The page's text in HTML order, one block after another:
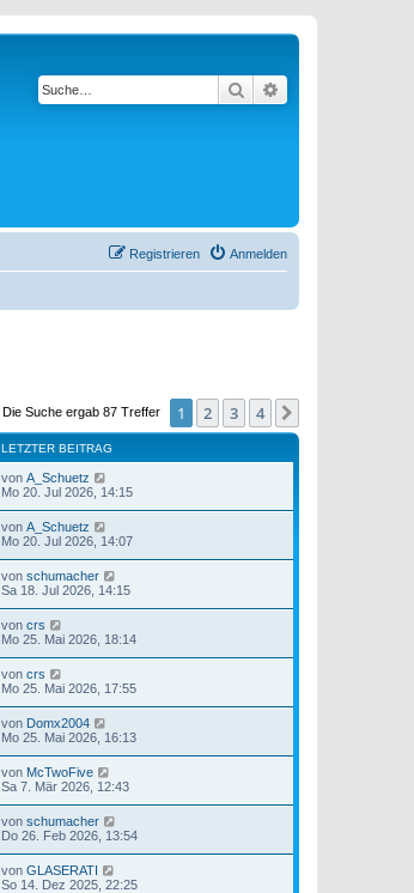
Suche
Anmelden
Registrieren
Die Suche ergab 87 Treffer 1 2 3 4
LETZTER BEITRAG
von A_Schuetz
Mo 20. Jul 2026, 14:15
von A_Schuetz
Mo 20. Jul 2026, 14:07
von schumacher
Sa 18. Jul 2026, 14:15
von crs
Mo 25. Mai 2026, 18:14
von crs
Mo 25. Mai 2026, 17:55
von Domx2004
Mo 25. Mai 2026, 16:13
von McTwoFive
Sa 7. Mär 2026, 12:43
von schumacher
Do 26. Feb 2026, 13:54
von GLASERATI
So 14. Dez 2025, 22:25